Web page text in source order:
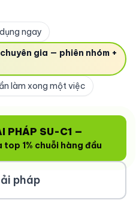
ngay
gia — phiên nhóm +
làm xong một việc
PHÁP SU-C1 —
top 1% chuỗi hàng đầu
pháp